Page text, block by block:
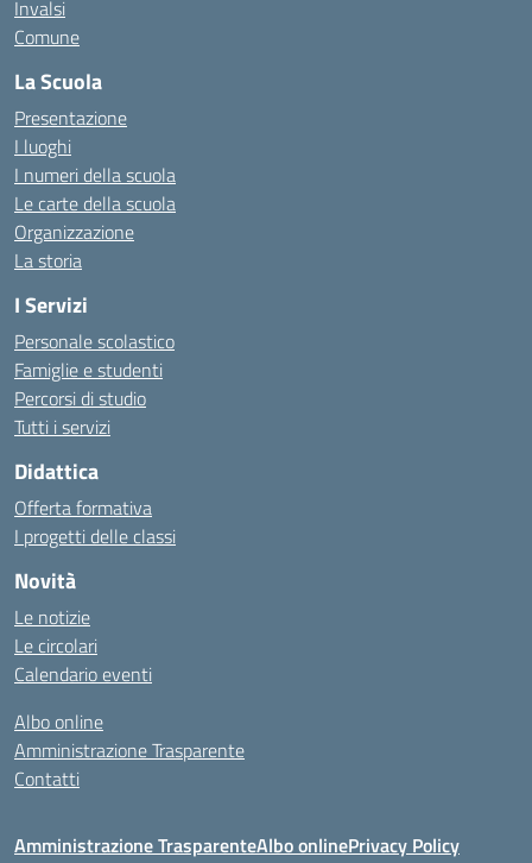
Invalsi
Comune
La Scuola
Presentazione
I luoghi
I numeri della scuola
Le carte della scuola
Organizzazione
La storia
I Servizi
Personale scolastico
Famiglie e studenti
Percorsi di studio
Tutti i servizi
Didattica
Offerta formativa
I progetti delle classi
Novità
Le notizie
Le circolari
Calendario eventi
Albo online
Amministrazione Trasparente
Contatti
Amministrazione TrasparenteAlbo onlinePrivacy Policy